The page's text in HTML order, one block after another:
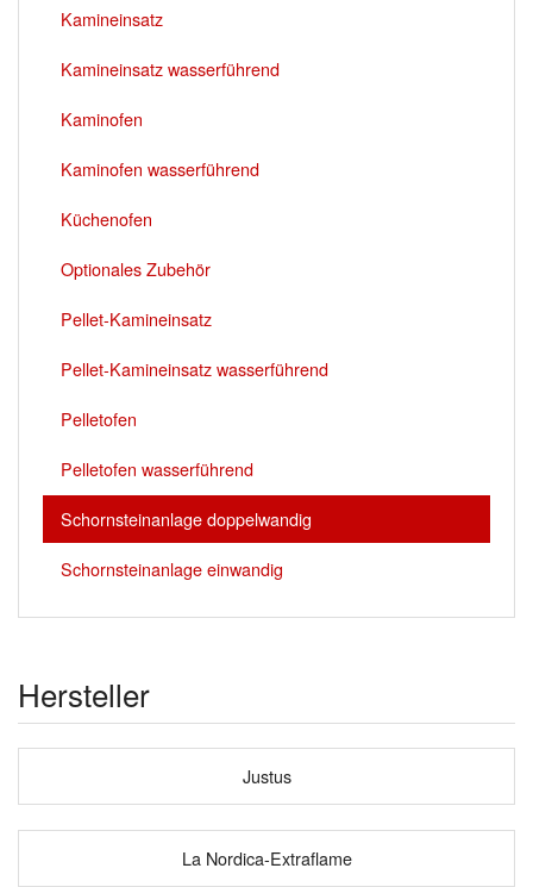
Kamineinsatz
Kamineinsatz wasserführend
Kaminofen
Kaminofen wasserführend
Küchenofen
Optionales Zubehör
Pellet-Kamineinsatz
Pellet-Kamineinsatz wasserführend
Pelletofen
Pelletofen wasserführend
Schornsteinanlage doppelwandig
Schornsteinanlage einwandig
Hersteller
Justus
La Nordica-Extraflame